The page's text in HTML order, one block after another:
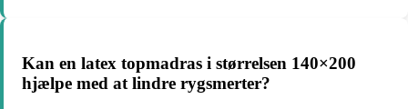
Kan en latex topmadras i størrelsen 140×200
hjælpe med at lindre rygsmerter?